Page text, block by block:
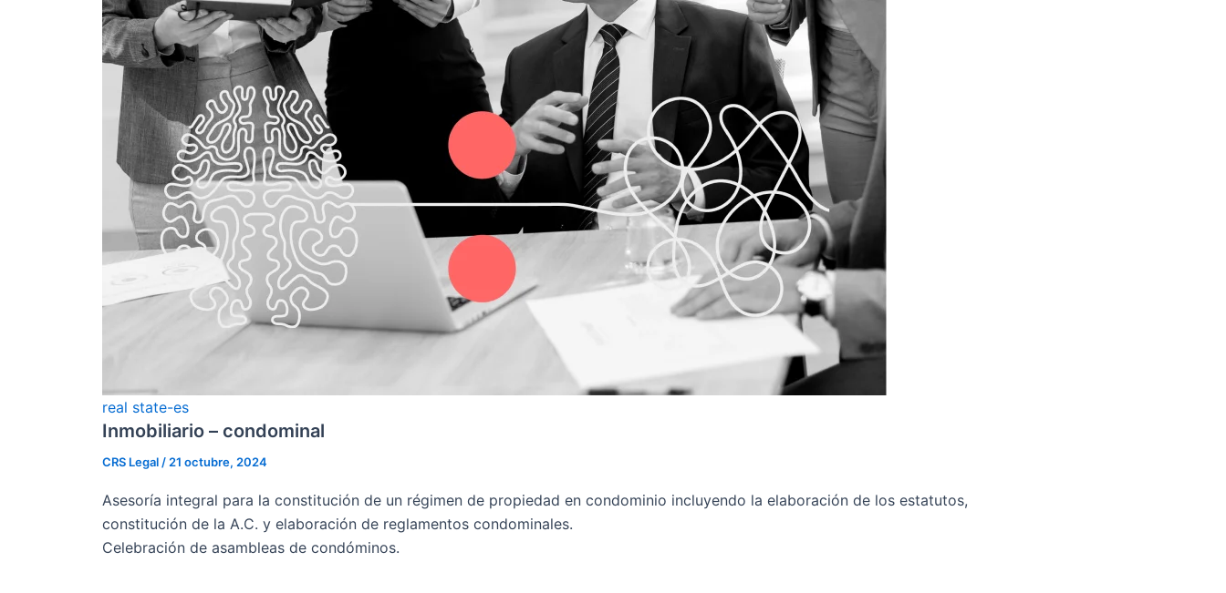
real state-es
Inmobiliario – condominal
CRS Legal/21 octubre, 2024
Asesoría integral para la constitución de un régimen de propiedad en condominio incluyendo la elaboración de los estatutos,
constitución de la A.C. y elaboración de reglamentos condominales.
Celebración de asambleas de condóminos.